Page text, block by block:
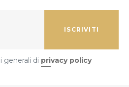
ISCRIVITI
generali di privacy policy